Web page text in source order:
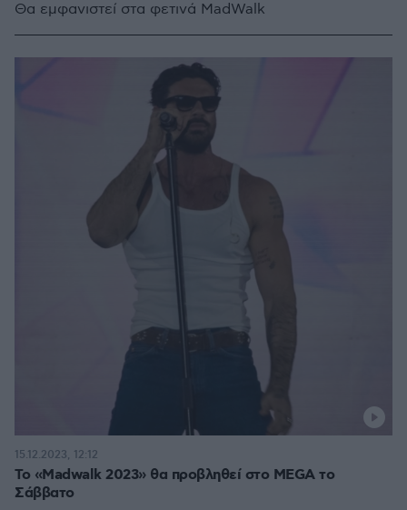
Θα εμφανιστεί στα φετινά MadWalk
Το «Madwalk 2023» θα προβληθεί στο MEGA το
Σάββατο
15.12.2023, 12:12